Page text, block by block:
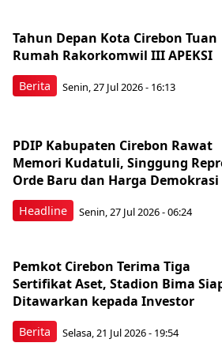
Berita
Tahun Depan Kota Cirebon Tuan
Rumah Rakorkomwil III APEKSI
Senin, 27 Jul 2026 - 16:13
Headline
PDIP Kabupaten Cirebon Rawat
Memori Kudatuli, Singgung
Orde Baru dan Harga Demokrasi
Senin, 27 Jul 2026 - 06:24
Berita
Pemkot Cirebon Terima Tiga
Sertifikat Aset, Stadion Bima
Ditawarkan kepada Investor
Selasa, 21 Jul 2026 - 19:54